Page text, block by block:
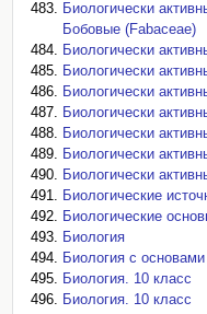
Биологически
Бобовые (Fabaceae)
Биологически
Биологически
Биологически
Биологически
Биологически
Биологически
Биологически
Биологические
Биологические
Биология
Биология с основами
Биология. 10 класс
Биология. 10 класс